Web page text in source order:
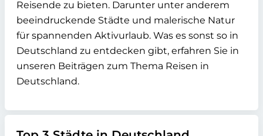
Reisende zu bieten. Darunter unter anderem
beeindruckende Städte und malerische Natur
für spannenden Aktivurlaub. Was es sonst so in
Deutschland zu entdecken gibt, erfahren Sie in
unseren Beiträgen zum Thema Reisen in
Deutschland.